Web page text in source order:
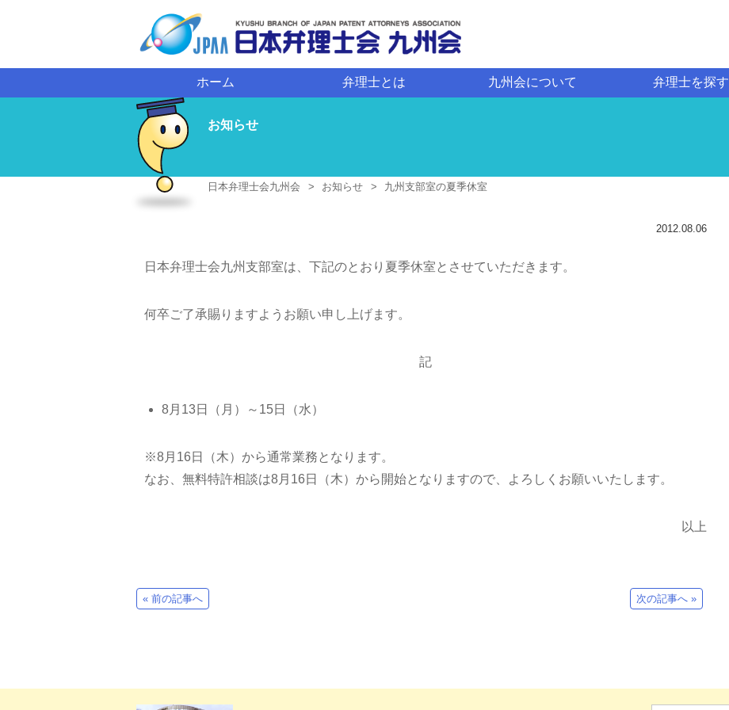
ホーム 弁理士とは 九州会について 弁理士を探す
お知らせ
日本弁理士会九州会 お知らせ 九州支部室の夏季休室
2012.08.06
日本弁理士会九州支部室は、下記のとおり夏季休室とさせていただきます。
何卒ご了承賜りますようお願い申し上げます。
記
8月13日（月）～15日（水）
※8月16日（木）から通常業務となります。
なお、無料特許相談は8月16日（木）から開始となりますので、よろしくお願いいたします。
以上
« 前の記事へ 次の記事へ »